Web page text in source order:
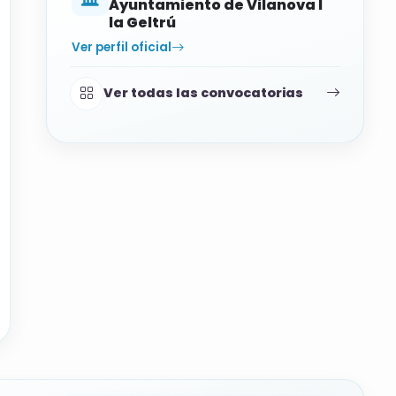
Ayuntamiento de Vilanova I
la Geltrú
Ver perfil oficial
Ver todas las convocatorias